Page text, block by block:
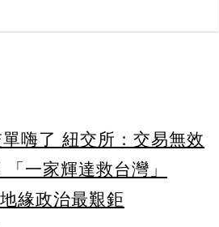
嗨了 紐交所：交易無效
一家輝達救台灣」
緣政治最艱鉅